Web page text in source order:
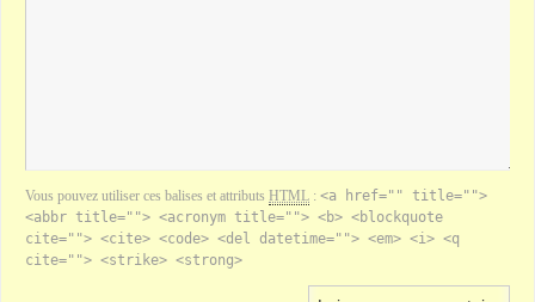
Vous pouvez utiliser ces balises et attributs HTML : <a href="" title="">
<abbr title=""> <acronym title=""> <b> <blockquote
cite=""> <cite> <code> <del datetime=""> <em> <i> <q
cite=""> <strike> <strong>